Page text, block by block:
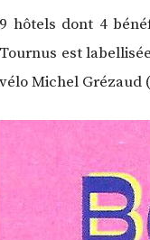
9 hôtels dont 4
Tournus est
vélo Michel Grézaud